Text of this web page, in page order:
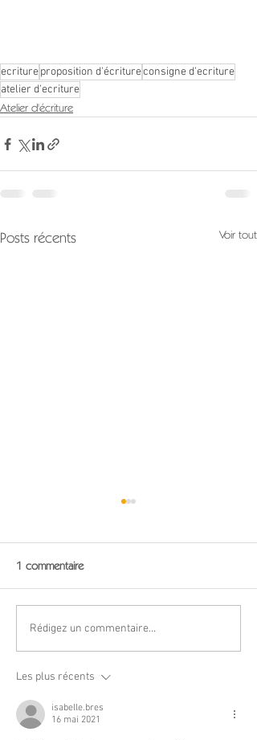
ecritureproposition d'écritureconsigne d'ecriture
atelier d'ecriture
Atelier d'écriture
Posts récents Voir tout
"Sam'di d'écrire" n° 8
1 commentaire
Rédigez un commentaire...
Les plus récents
isabelle.bres
16 mai 2021